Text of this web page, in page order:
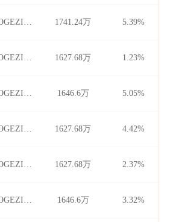
1741.24万 5.39%
1627.68万 1.23%
1646.6万 5.05%
1627.68万 4.42%
1627.68万 2.37%
1646.6万 3.32%